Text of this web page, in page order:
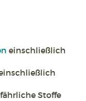
einschließlich
Stoffe